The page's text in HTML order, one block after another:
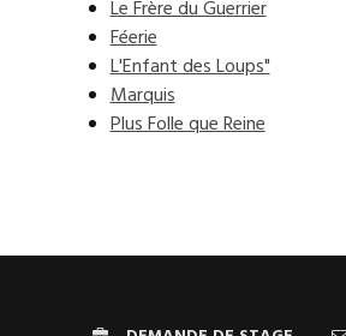
Le Frère du Guerrier
Féerie
L'Enfant des Loups"
Marquis
Plus Folle que Reine